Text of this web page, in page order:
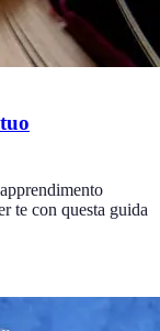
te con questa guida